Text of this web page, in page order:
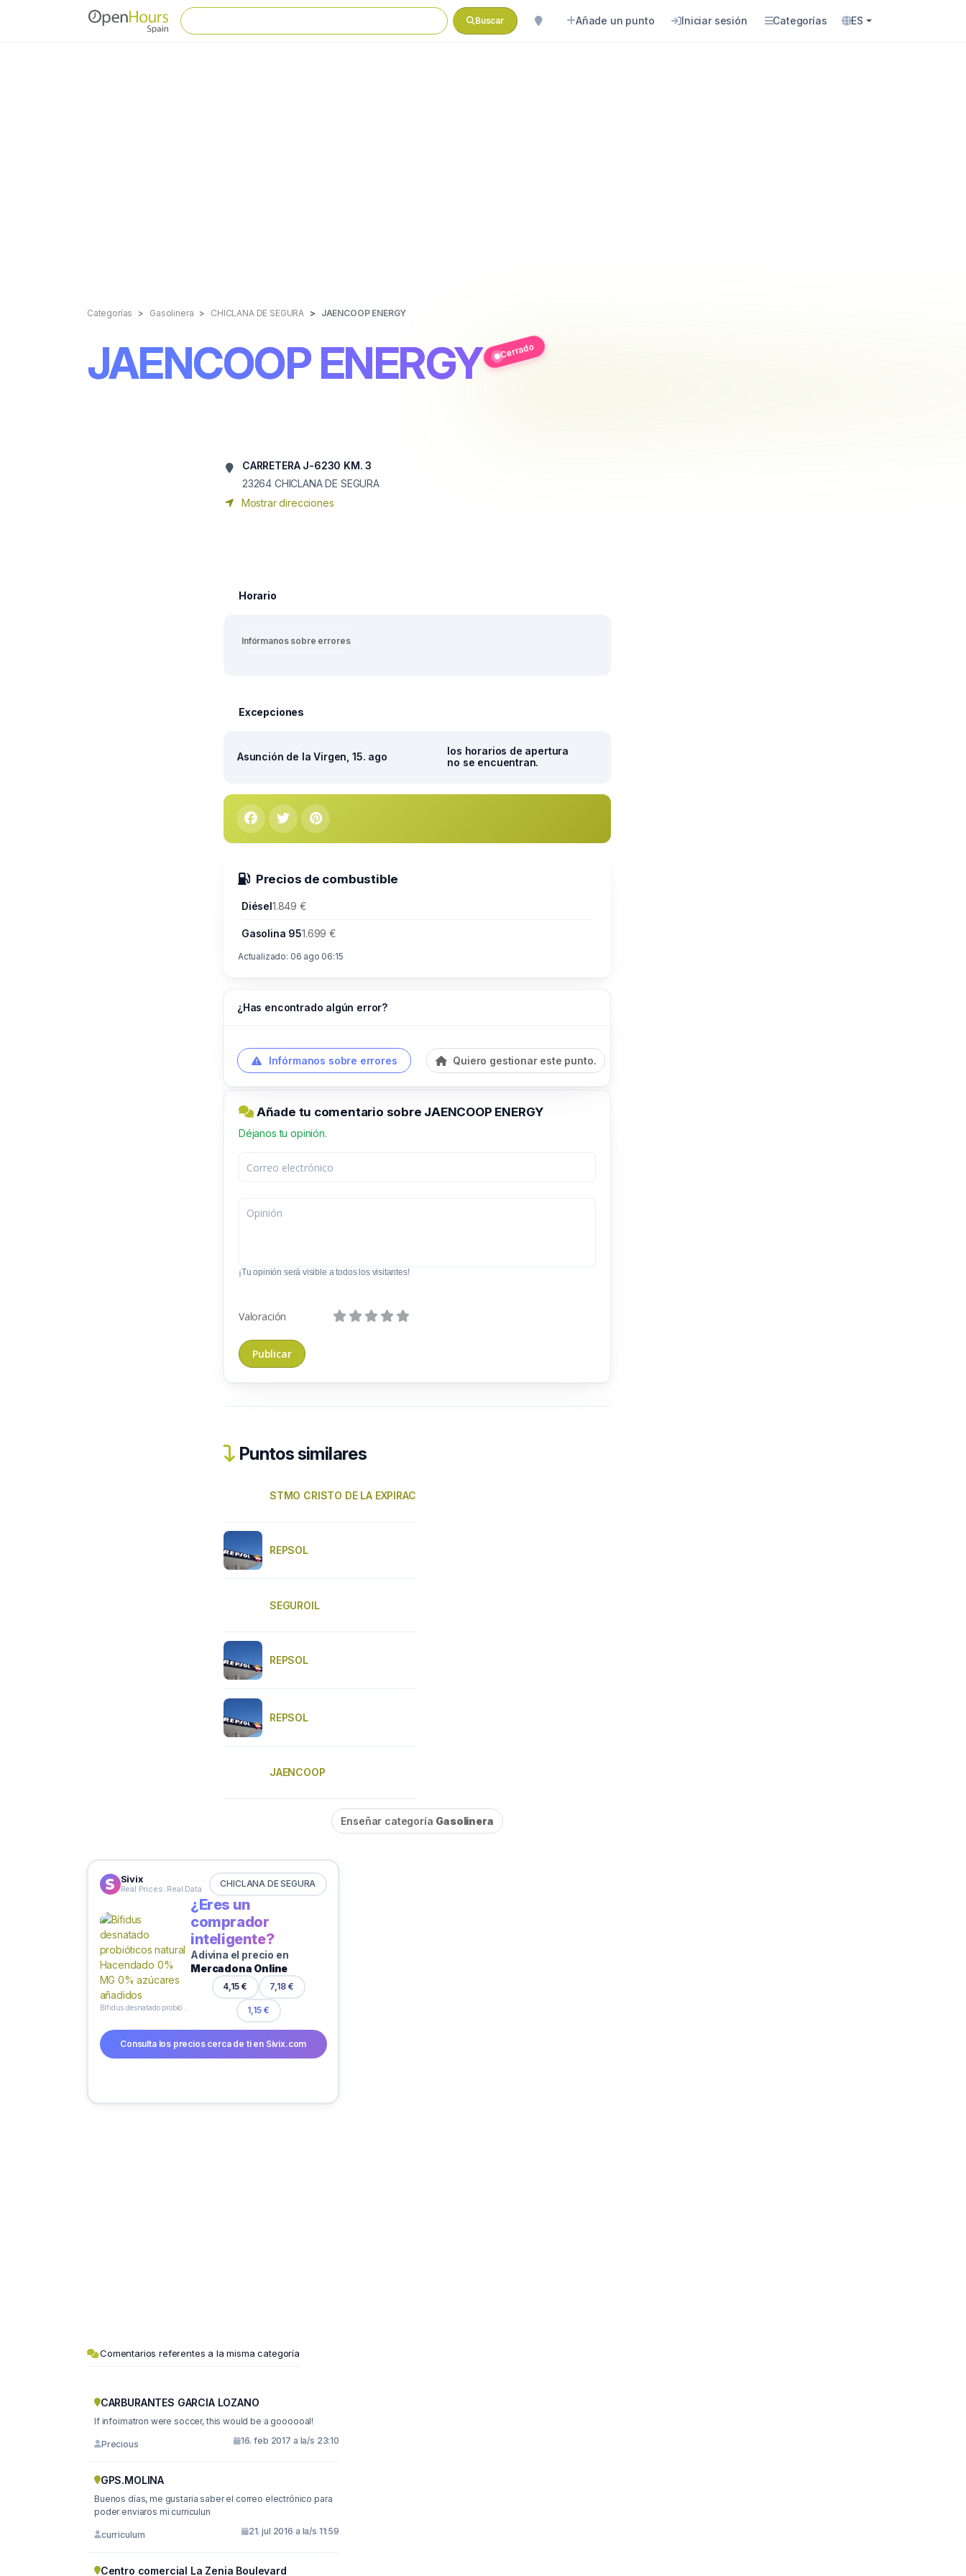
Buscar Añade un punto Iniciar sesión Categorías ES
Categorías Gasolinera CHICLANA DE SEGURA JAENCOOP ENERGY
JAENCOOP ENERGY Cerrado
CARRETERA J-6230 KM. 3
23264 CHICLANA DE SEGURA
Mostrar direcciones
Horario
Infórmanos sobre errores
Excepciones
Asunción de la Virgen, 15. ago
los horarios de apertura
no se encuentran.
Precios de combustible
Diésel1.849 €
Gasolina 951.699 €
Actualizado: 06 ago 06:15
¿Has encontrado algún error?
Infórmanos sobre errores Quiero gestionar este punto.
Añade tu comentario sobre JAENCOOP ENERGY
Déjanos tu opinión.
¡Tu opinión será visible a todos los visitantes!
Valoración
Puntos similares
STMO CRISTO DE LA EXPIRAC
REPSOL
SEGUROIL
REPSOL
REPSOL
JAENCOOP
Enseñar categoría Gasolinera
Sivix
Real Prices. Real Data CHICLANA DE SEGURA
¿Eres un
comprador
inteligente?
Adivina el precio en
Mercadona Online
4,15 € 7,18 €
1,15 €
Consulta los precios cerca de ti en Sivix.com
Comentarios referentes a la misma categoría
CARBURANTES GARCIA LOZANO
If infoimatron were soccer, this would be a goooooal!
Precious 16. feb 2017 a la/s 23:10
GPS.MOLINA
Buenos días, me gustaria saber el correo electrónico para
poder enviaros mi curriculun
curriculum 21. jul 2016 a la/s 11:59
Centro comercial La Zenia Boulevard